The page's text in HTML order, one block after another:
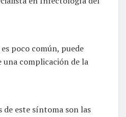
poco común, puede
una complicación de la
de este síntoma son las